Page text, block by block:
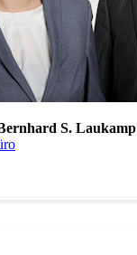
S. Laukamp